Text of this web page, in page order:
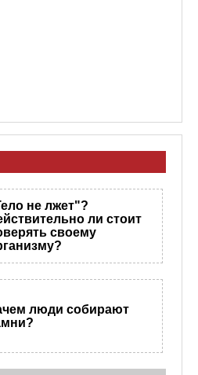
не лжет"?
ли стоит
своему
люди собирают